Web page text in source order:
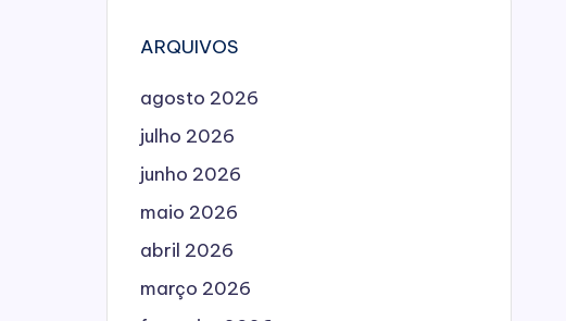
ARQUIVOS
agosto 2026
julho 2026
junho 2026
maio 2026
abril 2026
março 2026